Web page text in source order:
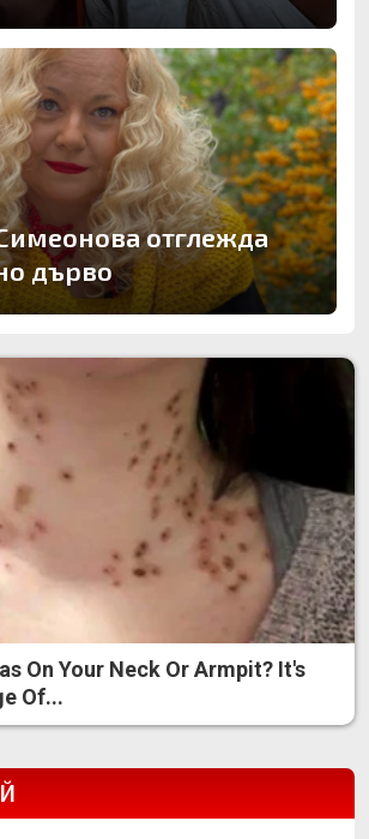
отглежда
дърво
On Your Neck Or Armpit? It's
Of...